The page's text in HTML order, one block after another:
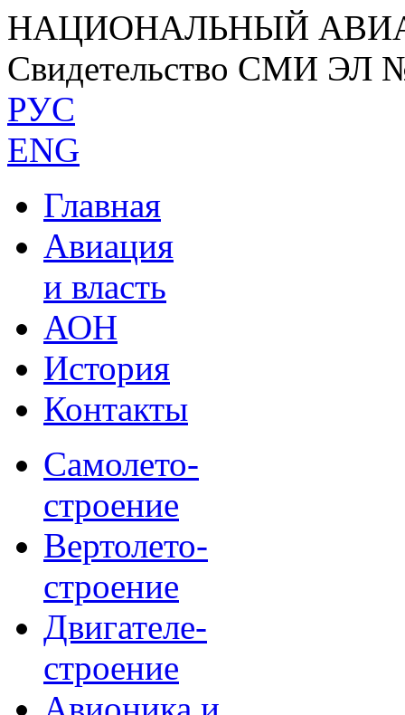
НАЦИОНАЛЬНЫЙ
Свидетельство СМИ ЭЛ
РУС
ENG
Главная
Авиация
и власть
АОН
История
Контакты
Самолето-
строение
Вертолето-
строение
Двигателе-
строение